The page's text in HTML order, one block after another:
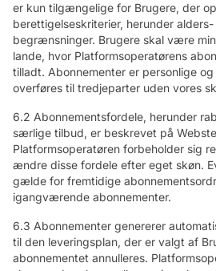
er kun tilgængelige for Brugere, der
berettigelseskriterier, herunder
begrænsninger. Brugere skal være
lande, hvor Platformsoperatørens
tilladt. Abonnementer er personlige
overføres til tredjeparter uden vores
6.2 Abonnementsfordele, herunder
særlige tilbud, er beskrevet på
Platformsoperatøren forbeholder sig
ændre disse fordele efter eget skøn.
gælde for fremtidige
igangværende abonnementer.
6.3 Abonnementer genererer
til den leveringsplan, der er valgt af
abonnementet annulleres.